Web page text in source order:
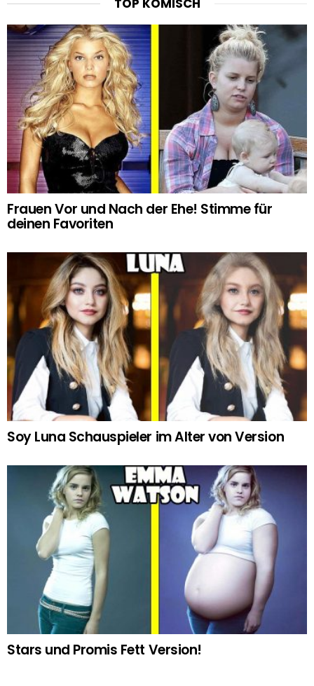
TOP KOMISCH
Frauen Vor und Nach der Ehe! Stimme für
deinen Favoriten
Soy Luna Schauspieler im Alter von Version
Stars und Promis Fett Version!